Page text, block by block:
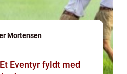
Mortensen
Eventyr fyldt med